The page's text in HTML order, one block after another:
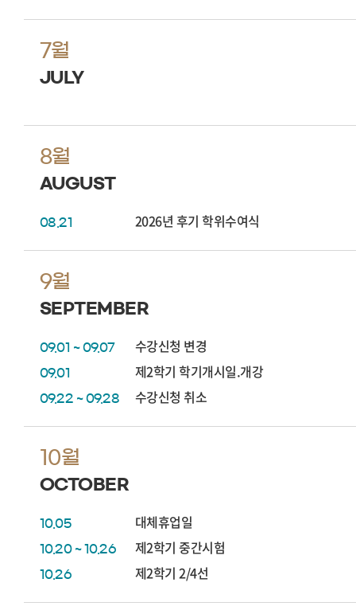
7월
JULY
8월
AUGUST
08.21 2026년 후기 학위수여식
9월
SEPTEMBER
09.01 ~ 09.07 수강신청 변경
09.01 제2학기 학기개시일.개강
09.22 ~ 09.28 수강신청 취소
10월
OCTOBER
10.05 대체휴업일
10.20 ~ 10.26 제2학기 중간시험
10.26 제2학기 2/4선